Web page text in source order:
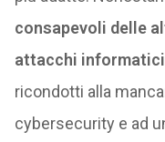
consapevoli delle
attacchi informatici
ricondotti alla
cybersecurity e ad